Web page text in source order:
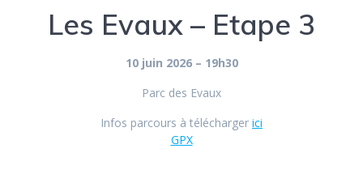
Les Evaux – Etape 3
10 juin 2026 – 19h30
Parc des Evaux
Infos parcours à télécharger ici
GPX